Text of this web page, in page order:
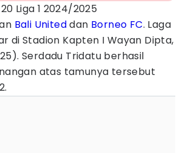
Liga 1 2024/2025
Bali Uniteddan Borneo FC. Laga
di Stadion Kapten I Wayan Dipta,
Serdadu Tridatu berhasil
atas tamunya tersebut